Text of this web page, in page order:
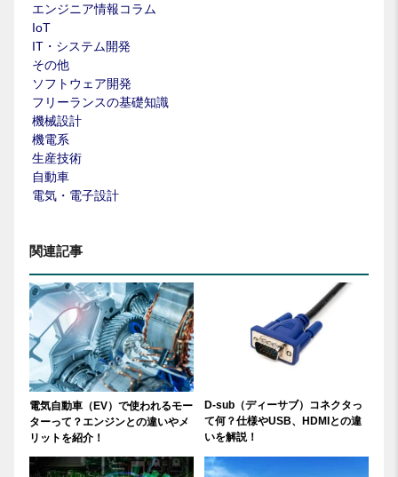
エンジニア情報コラム
IoT
IT・システム開発
その他
ソフトウェア開発
フリーランスの基礎知識
機械設計
機電系
生産技術
自動車
電気・電子設計
関連記事
電気自動車（EV）で使われるモー
ターって？エンジンとの違いやメ
リットを紹介！
D-sub（ディーサブ）コネクタっ
て何？仕様やUSB、HDMIとの違
いを解説！